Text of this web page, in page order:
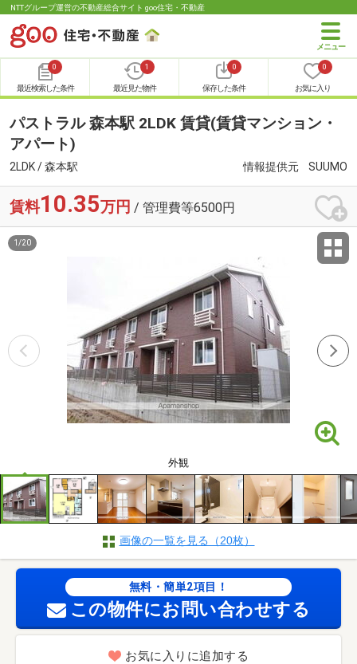
NTTグループ運営の不動産総合サイト goo住宅・不動産
0
最近検索した条件
1
最近見た物件
0
保存した条件
0
お気に入り
パストラル 森本駅 2LDK 賃貸(賃貸マンション・
アパート)
2LDK / 森本駅 情報提供元 SUUMO
賃料10.35万円 / 管理費等6500円
外観
1 /20
画像の一覧を見る（20枚）
無料・簡単2項目！
この物件にお問い合わせする
お気に入りに追加する